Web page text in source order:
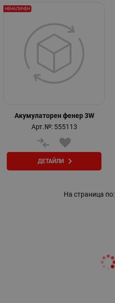
Акумулаторен фенер 3W
Арт.№: 555113
ДЕТАЙЛИ
НЕНАЛИЧЕН
На страница по: